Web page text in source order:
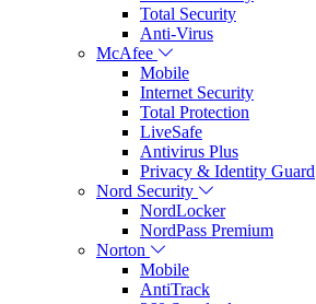
Total Security
Anti-Virus
McAfee
Mobile
Internet Security
Total Protection
LiveSafe
Antivirus Plus
Privacy & Identity Guard
Nord Security
NordLocker
NordPass Premium
Norton
Mobile
AntiTrack